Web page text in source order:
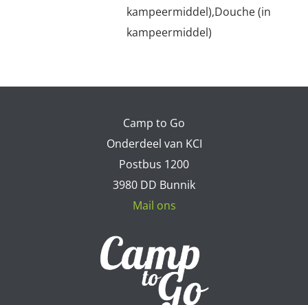
kampeermiddel),Douche (in
kampeermiddel)
Camp to Go
Onderdeel van KCI
Postbus 1200
3980 DD Bunnik
Mail ons